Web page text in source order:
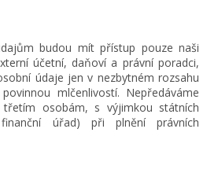
budou mít přístup pouze naši
účetní, daňoví a právní poradci,
údaje jen v nezbytném rozsahu
mlčenlivostí. Nepředáváme
osobám, s výjimkou státních
úřad) při plnění právních